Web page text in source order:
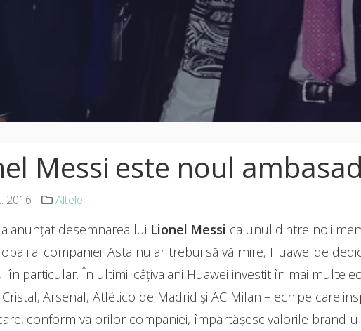
Messi este noul
2016 Altele
a anunțat desemnarea lui Lionel Messi ca unul dintre noii
ai companiei. Asta nu ar trebui să vă mire, Huawei de
în particular. În ultimii câțiva ani Huawei investit în mai multe
Arsenal, Atlético de Madrid și AC Milan – echipe care
conform valorilor companiei, împărtășesc valorile brand-